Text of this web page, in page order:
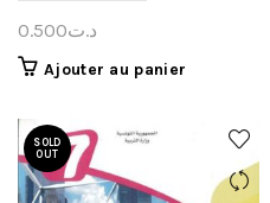
د.ت0.500
Ajouter au panier
SOLD
OUT